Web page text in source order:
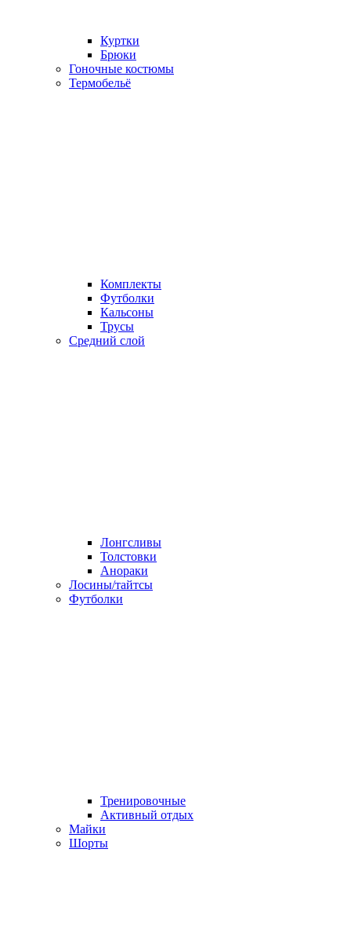
Куртки
Брюки
Гоночные костюмы
Термобельё
Комплекты
Футболки
Кальсоны
Трусы
Средний слой
Лонгсливы
Толстовки
Анораки
Лосины/тайтсы
Футболки
Тренировочные
Активный отдых
Майки
Шорты